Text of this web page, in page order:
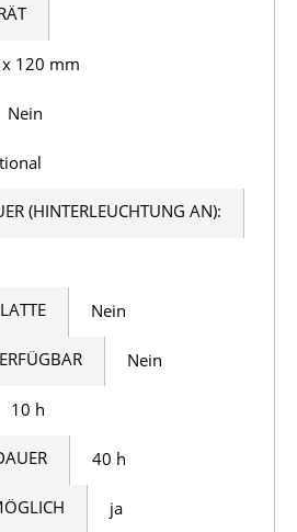
120 mm
Nein
(HINTERLEUCHTUNG AN):
Nein
Nein
10 h
40 h
ja